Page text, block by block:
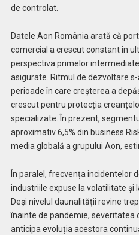
de controlat.
Datele Aon România arată că
comercial a crescut constant în
perspectiva primelor
asigurate. Ritmul de dezvoltare
perioade în care creșterea a
crescut pentru protecția
specializate. În prezent,
aproximativ 6,5% din business
media globală a grupului Aon,
În paralel, frecvența incidentelor
industriile expuse la volatilitate și
Deși nivelul daunalității revine
înainte de pandemie, severitatea
anticipa evoluția acestora